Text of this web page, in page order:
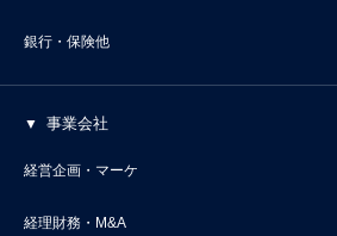
銀行・保険他
事業会社
経営企画・マーケ
経理財務・M&A